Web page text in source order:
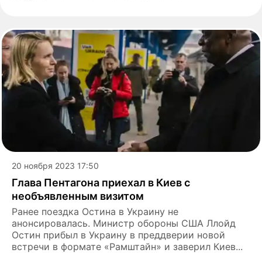
20 ноября 2023 17:50
Глава Пентагона приехал в Киев с
необъявленным визитом
Ранее поездка Остина в Украину не
анонсировалась. Министр обороны США Ллойд
Остин прибыл в Украину в преддверии новой
встречи в формате «Рамштайн» и заверил Киев...